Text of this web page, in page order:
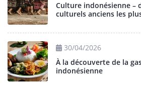
Culture indonésienne –
culturels anciens les
30/04/2026
À la découverte de la
indonésienne